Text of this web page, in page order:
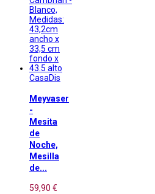
CasaDis
Meyvaser
-
Mesita
de
Noche,
Mesilla
de...
59,90 €